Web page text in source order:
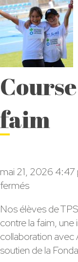
faim
mai 21, 2026 4:47
ferméssur
contre
la
faim
Nos élèves de
contre la faim, une
collaboration avec
soutien de la